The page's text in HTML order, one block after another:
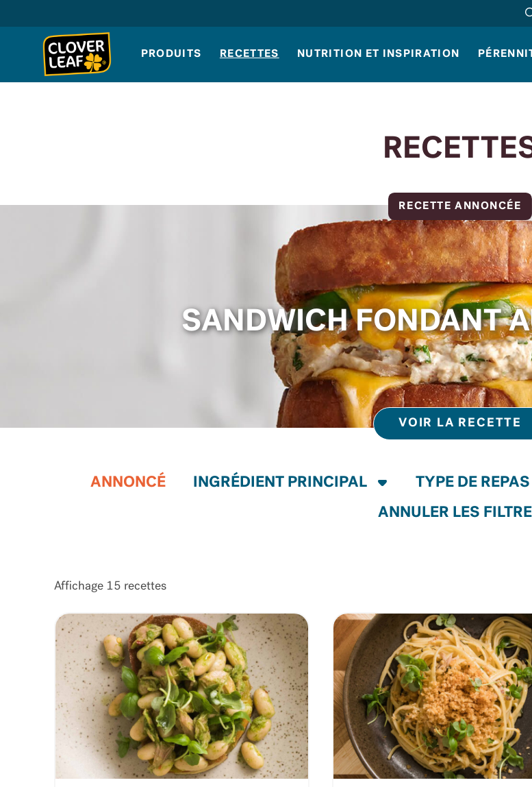
to
PRODUITS RECETTES NUTRITION ET INSPIRATION
RECETTE ANNONCÉE
SANDWICH FONDANT
VOIR LA RECETTE
ANNONCÉ
ANNULER LES
Affichage 15 recettes